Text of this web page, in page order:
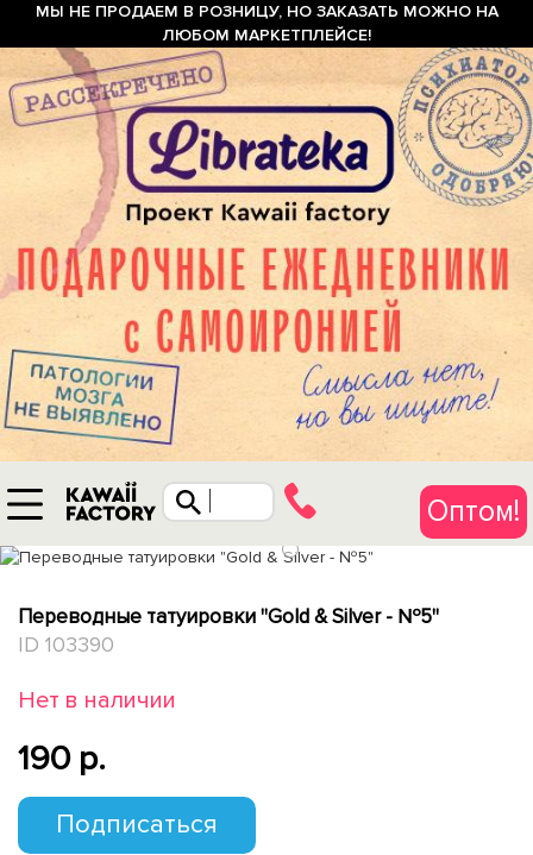
МЫ НЕ ПРОДАЕМ В РОЗНИЦУ, НО ЗАКАЗАТЬ МОЖНО НА
ЛЮБОМ МАРКЕТПЛЕЙСЕ!
Оптом!
Переводные татуировки "Gold & Silver - №5"
ID 103390
Нет в наличии
190 p.
Подписаться